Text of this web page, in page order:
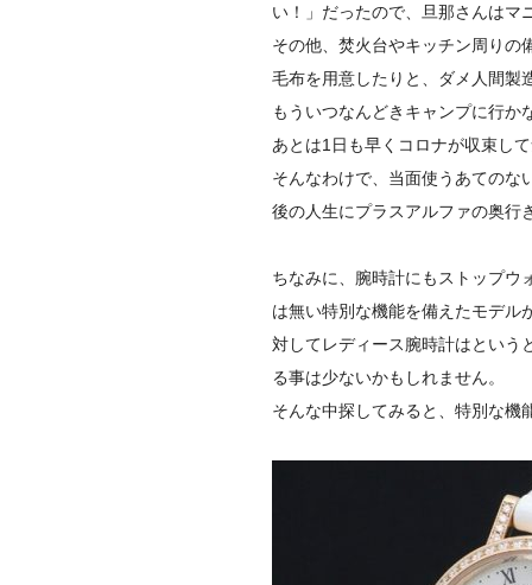
い！」だったので、
旦那さんはマ
その他、焚火台やキッチン周りの
毛布を用意したりと、
ダメ人間製
もういつなんどきキャンプに行か
あとは1日も早くコロナが収束し
そんなわけで、当面使うあてのな
後の人生にプラスアルファの奥行
ちなみに、 腕時計にもストップウ
は無い特別な機能を備えたモデル
対してレディース腕時計はという
る事は少ないかもしれません。
そんな中探してみると、 特別な機